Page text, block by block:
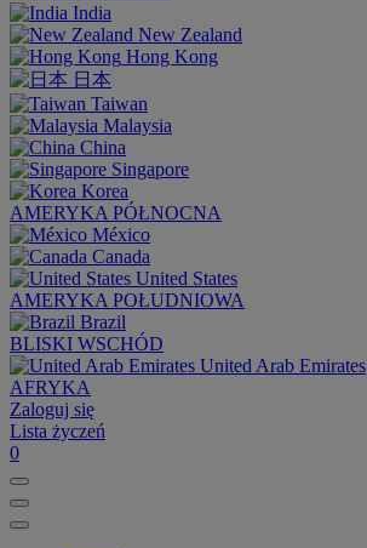
India
New Zealand
Hong Kong
日本
Taiwan
Malaysia
China
Singapore
Korea
AMERYKA PÓŁNOCNA
México
Canada
United States
AMERYKA POŁUDNIOWA
Brazil
BLISKI WSCHÓD
United Arab Emirates
AFRYKA
Zaloguj się
Lista życzeń
0